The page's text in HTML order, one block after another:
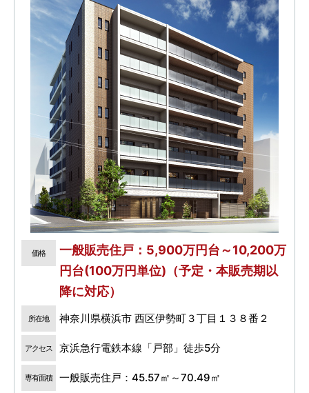
価格
一般販売住戸：5,900万円台～10,200万
円台(100万円単位)（予定・本販売期以
降に対応）
所在地 神奈川県横浜市 西区伊勢町３丁目１３８番２
アクセス 京浜急行電鉄本線「戸部」徒歩5分
専有面積 一般販売住戸：45.57㎡～70.49㎡